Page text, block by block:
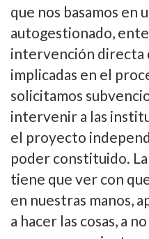
que nos basamos en
autogestionado,
intervención directa
implicadas en el
solicitamos
intervenir a las
el proyecto
poder constituido.
tiene que ver con
en nuestras manos,
a hacer las cosas, a